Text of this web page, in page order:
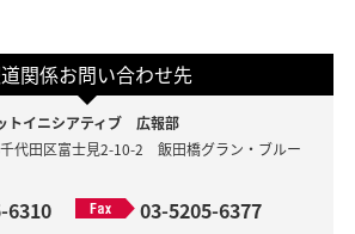
関係お問い合わせ先
トイニシアティブ 広報部
代田区富士見2-10-2 飯田橋グラン・ブルー
6310
03-5205-6377